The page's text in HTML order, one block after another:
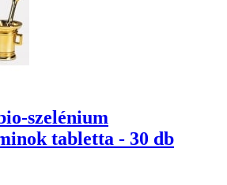
szelénium
tabletta - 30 db